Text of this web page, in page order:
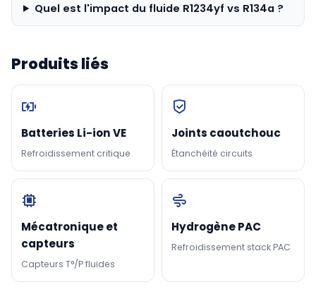
Quel est l'impact du fluide R1234yf vs R134a ?
Produits liés
Batteries Li-ion VE
Refroidissement critique
Joints caoutchouc
Étanchéité circuits
Mécatronique et
capteurs
Capteurs T°/P fluides
Hydrogène PAC
Refroidissement stack PAC